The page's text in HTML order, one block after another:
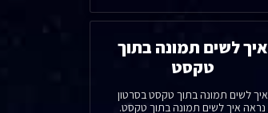
איך לשים תמונה בתוך
טקסט
איך לשים תמונה בתוך טקסט בסרטון
נראה איך לשים תמונה בתוך טקסט.